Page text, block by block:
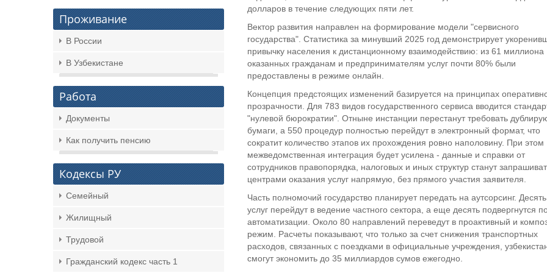
долларов в течение следующих пяти лет.
Вектор развития направлен на формирование модели "сервисного
государства". Статистика за минувший 2025 год демонстрирует
привычку населения к дистанционному взаимодействию: из 61 миллиона
оказанных гражданам и предпринимателям услуг почти 80% были
предоставлены в режиме онлайн.
Концепция предстоящих изменений базируется на принципах
прозрачности. Для 783 видов государственного сервиса вводится
"нулевой бюрократии". Отныне инстанции перестанут требовать
бумаги, а 550 процедур полностью перейдут в электронный формат, что
сократит количество этапов их прохождения ровно наполовину. При этом
межведомственная интеграция будет усилена - данные и справки от
сотрудников правопорядка, налоговых и иных структур станут
центрами оказания услуг напрямую, без прямого участия заявителя.
Часть полномочий государство планирует передать на аутсорсинг.
услуг перейдут в ведение частного сектора, а еще десять подвергнутся
автоматизации. Около 80 направлений переведут в проактивный и
режим. Расчеты показывают, что только за счет снижения транспортных
расходов, связанных с поездками в официальные учреждения,
смогут экономить до 35 миллиардов сумов ежегодно.
Проживание
В России
В Узбекистане
Работа
Документы
Как получить пенсию
Кодексы РУ
Семейный
Жилищный
Трудовой
Гражданский кодекс часть 1